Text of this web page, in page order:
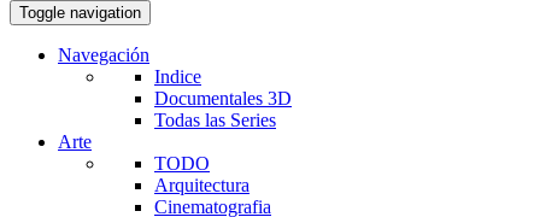
Toggle navigation
Navegación
Indice
Documentales 3D
Todas las Series
Arte
TODO
Arquitectura
Cinematografia